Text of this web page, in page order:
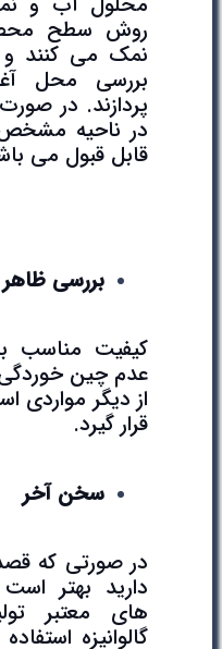
روش سطح
نمک می کنند
بررسی محل
پردازند. در
در ناحیه
قابل قبول می
بررسی
کیفیت مناسب
عدم چین
از دیگر مواردی
قرار گیرد.
سخن آخر
در صورتی که
دارید بهتر
های معتبر
گالوانیزه